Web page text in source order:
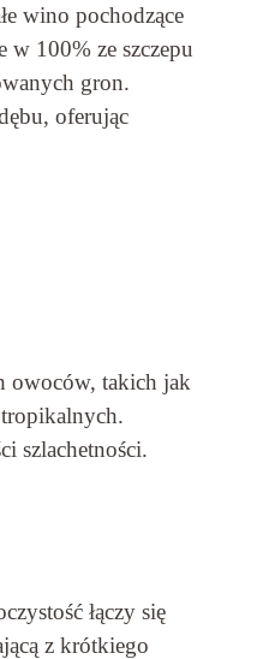
wino pochodzące
100% ze szczepu
gron.
oferując
owoców, takich jak
tropikalnych.
szlachetności.
łączy się
z krótkiego